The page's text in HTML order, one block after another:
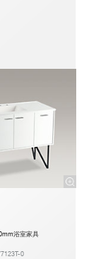
浴室家具
0